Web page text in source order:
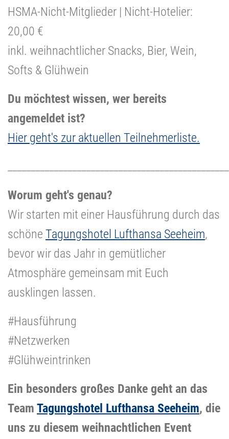
HSMA-Nicht-Mitglieder | Nicht-Hotelier:
20,00 €
inkl. weihnachtlicher Snacks, Bier, Wein,
Softs & Glühwein
Du möchtest wissen, wer bereits
angemeldet ist?
Hier geht's zur aktuellen Teilnehmerliste.
Worum geht's genau?
Wir starten mit einer Hausführung durch das
schöne Tagungshotel Lufthansa Seeheim,
bevor wir das Jahr in gemütlicher
Atmosphäre gemeinsam mit Euch
ausklingen lassen.
#Hausführung
#Netzwerken
#Glühweintrinken
Ein besonders großes Danke geht an das
Team Tagungshotel Lufthansa Seeheim, die
uns zu diesem weihnachtlichen Event